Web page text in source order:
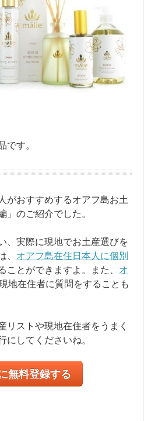
す。
がおすすめするオアフ島お土
のご紹介でした。
、実際に現地でお土産選びを
オアフ島在住日本人に個別
ことができますよ。また、 オ
地在住者に質問をすることも
リストや現地在住者をうまく
してくださいね。
無料登録する